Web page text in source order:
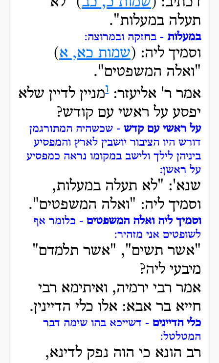
תעלה במעלות".
במעלות - בחזקה ובמרוצה:
וסמיך ליה: (שמות כא, א)
"ואלה המשפטים".
אמר ר' אליעזר: ומניין לדיין שלא
יפסע על ראשי עם קודש?
על ראשי עם קדש - שכשהיה המתורגמן
דורש היו הציבור יושבין לארץ והמפסיע
ביניהן לילך ולישב במקומו נראה כמפסיע
על ראשן:
שנא': "לא תעלה במעלות,
וסמיך ליה: "ואלה המשפטים".
וסמיך ליה ואלה המשפטים - כלומר אף
לשופטים אני מזהיר:
"אשר תשים", "אשר תלמדם"
מיבעי ליה?
אמר רבי ירמיה, ואיתימא רבי
חייא בר אבא: אלו כלי הדיינין.
כלי הדיינים - דשייכא בהו שימה דבר
המטלטל:
רב הונא כי הוה נפק לדינא,